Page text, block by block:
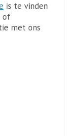
is te vinden
of
met ons